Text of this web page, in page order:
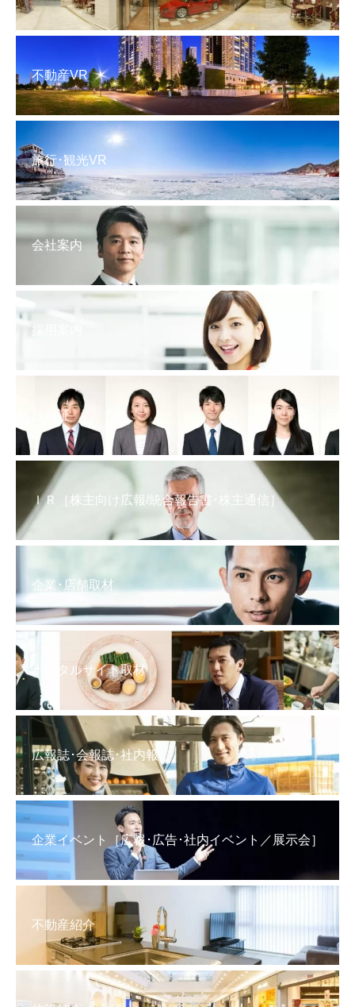
不動産VR
旅行･観光VR
会社案内
採用案内
社員証
ＩＲ［株主向け広報/統合報告書･株主通信］
企業･店舗取材
ポータルサイト取材
広報誌･会報誌･社内報
企業イベント［広報･広告･社内イベント／展示会］
不動産紹介